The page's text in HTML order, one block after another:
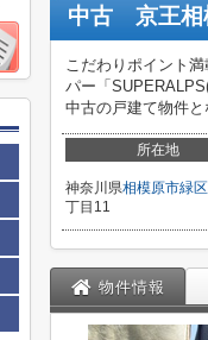
中古 京王
こだわりポイント
パー「
中古の戸建て物件と
所在地
神奈川県相模原市緑区
丁目11
物件情報